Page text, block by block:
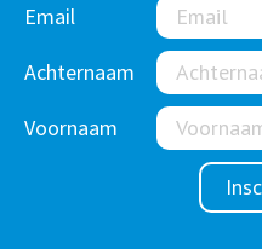
Email
Achternaam
Voornaam